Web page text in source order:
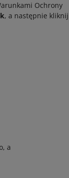
Ochrony
, a następnie kliknij
a